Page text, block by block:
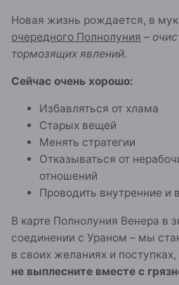
Новая жизнь рождается, в
очередного Полнолуния –
тормозящих явлений.
Сейчас очень хорошо:
Избавляться от хлама
Старых вещей
Менять стратегии
Отказываться от
отношений
Проводить внутренние и
В карте Полнолуния Венера в
соединении с Ураном – мы
в своих желаниях и
не выплесните вместе с